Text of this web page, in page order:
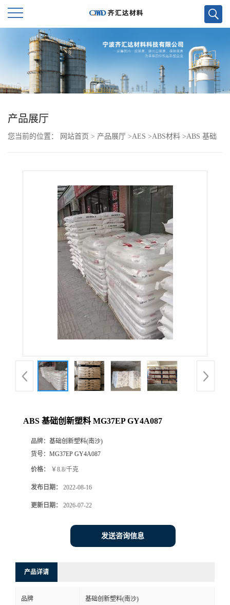
首
页
公
品
厅
系
产品展厅
您当前的位置： 网站首页 > 产品展厅 >AES >ABS材料 >ABS 基础
ABS 基础创新塑料 MG37EP GY4A087
品牌： 基础创新塑料(南沙)
货号： MG37EP GY4A087
价格： ￥8.8/千克
发布日期： 2022-08-16
更新日期： 2026-07-22
发送咨询信息
产品详请
品牌 基础创新塑料(南沙)